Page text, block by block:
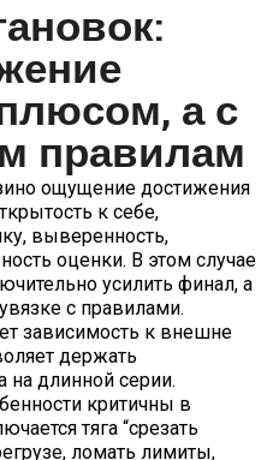
а с
правилам
ощущение достижения
к себе,
выверенность,
оценки. В этом случае
усилить финал, а
с правилами.
зависимость к внешне
держать
на длинной серии.
критичны в
тяга “срезать
ломать лимиты,